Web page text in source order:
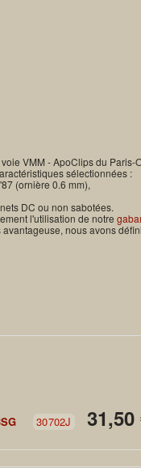
VMM - ApoClips du
sélectionnées :
(ornière 0.6 mm),
DC ou non sabotées.
l'utilisation de notre
nous avons
30702J 31,50